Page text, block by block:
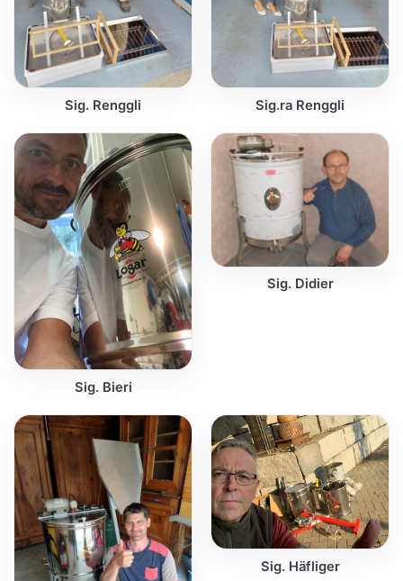
Sig. Renggli Sig.ra Renggli
Sig. Bieri
Sig. Didier
Sig. Häfliger